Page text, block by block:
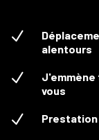
N
alentours
N
vous
N Prestation